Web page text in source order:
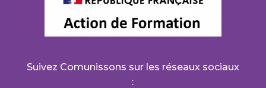
Suivez Comunissons sur les réseaux sociaux
: